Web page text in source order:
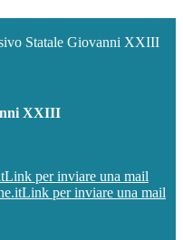
Statale Giovanni XXIII
XXIII
Link per inviare una mail
Link per inviare una mail